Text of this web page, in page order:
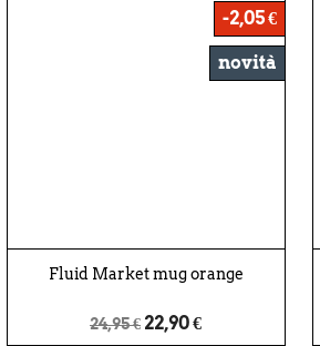
Fluid Market mug orange
24,95 € 22,90 €
-2,05 €
novità